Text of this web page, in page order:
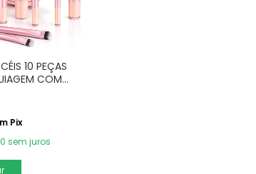
10 PEÇAS
COM
Pix
sem juros